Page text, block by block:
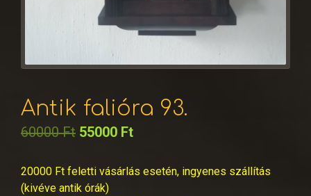
Antik falióra 93.
60000Ft 55000 Ft
20000 Ft feletti vásárlás esetén, ingyenes szállítás
(kivéve antik órák)